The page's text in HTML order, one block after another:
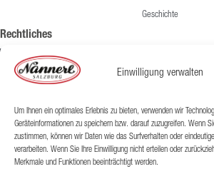
Einwilligung verwalten
Um Ihnen ein optimales Erlebnis zu bieten, verwenden wir
Geräteinformationen zu speichern bzw. darauf zuzugreifen. Wenn
zustimmen, können wir Daten wie das Surfverhalten oder
verarbeiten. Wenn Sie Ihre Einwilligung nicht erteilen oder
Merkmale und Funktionen beeinträchtigt werden.
Geschichte
Rechtliches
AGB
Datenschutz